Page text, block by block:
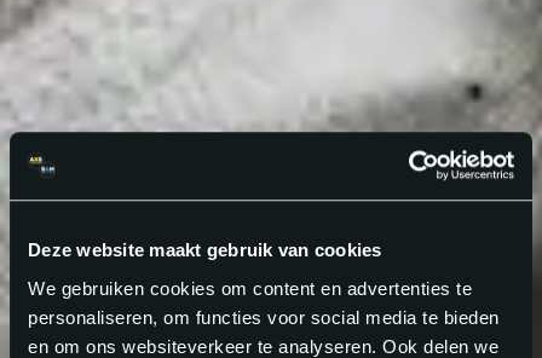
Deze website maakt gebruik van cookies
We gebruiken cookies om content en advertenties te
personaliseren, om functies voor social media te bieden
en om ons websiteverkeer te analyseren. Ook delen we